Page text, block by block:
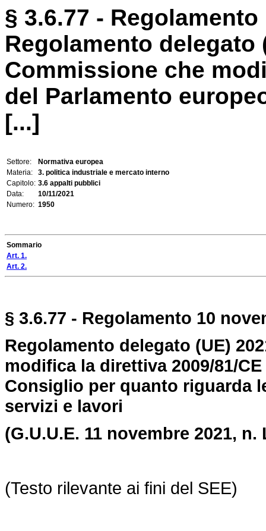
§ 3.6.77 -
Regolamento delegato
Commissione che
del Parlamento
[...]
Settore:
Normativa europea
Materia:
3. politica industriale e mercato interno
Capitolo: 3.6 appalti pubblici
Data:
10/11/2021
Numero: 1950
Sommario
Art. 1.
Art. 2.
§ 3.6.77 - Regolamento 10
Regolamento delegato (UE)
modifica la direttiva 2009/81/
Consiglio per quanto riguarda
servizi e lavori
(G.U.U.E. 11 novembre 2021, n.
(Testo rilevante ai fini del SEE)